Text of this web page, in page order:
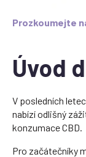
Prozkoumejte
Úvod
V posledních
nabízí odlišný
konzumace CBD.
Pro začátečníky